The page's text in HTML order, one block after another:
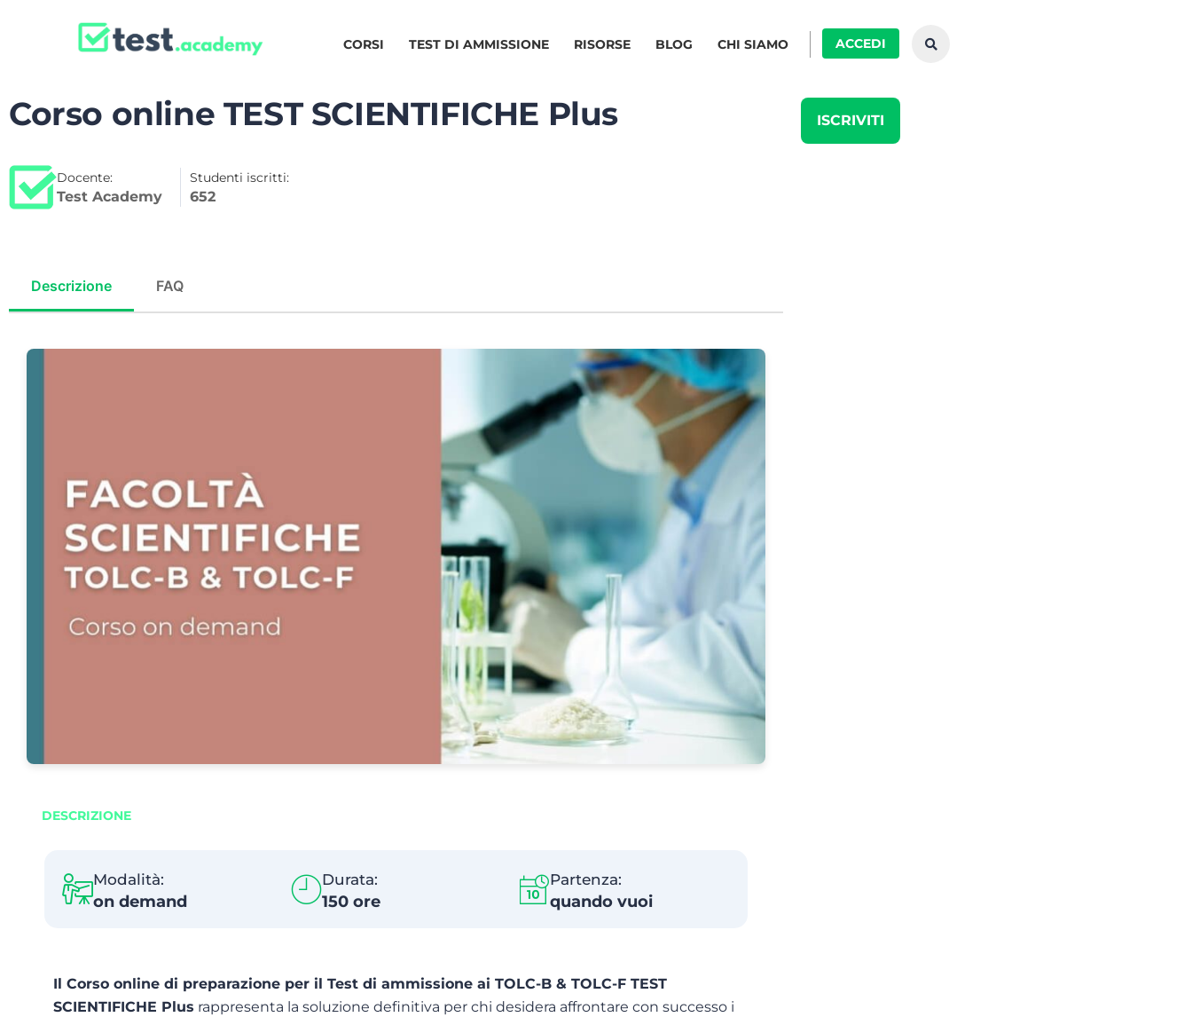
ACCEDI
CORSI TEST DI AMMISSIONE RISORSE BLOG CHI SIAMO
Corso online TEST SCIENTIFICHE Plus
Docente:
Test Academy
Studenti iscritti:
652
Descrizione FAQ
DESCRIZIONE
Modalità:
on demand
Durata:
150 ore
Partenza:
quando vuoi
Il Corso online di preparazione per il Test di ammissione ai TOLC-B & TOLC-F TEST
SCIENTIFICHE Plus rappresenta la soluzione definitiva per chi desidera affrontare con successo i
ISCRIVITI